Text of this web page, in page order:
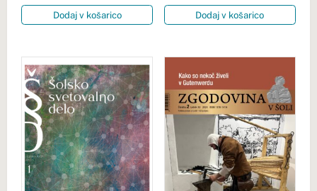
Dodaj v košarico Dodaj v košarico